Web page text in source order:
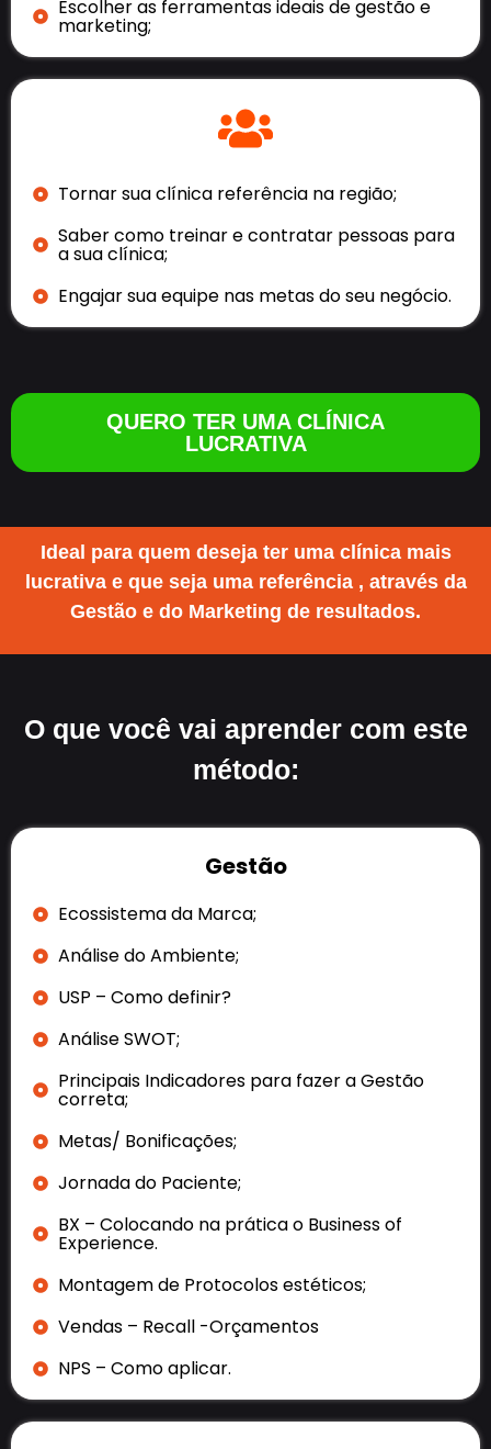
Escolher as ferramentas ideais de gestão e
marketing;
Tornar sua clínica referência na região;
Saber como treinar e contratar pessoas para
a sua clínica;
Engajar sua equipe nas metas do seu negócio.
QUERO TER UMA CLÍNICA
LUCRATIVA
Ideal para quem deseja ter uma clínica mais
lucrativa e que seja uma referência , através da
Gestão e do Marketing de resultados.
O que você vai aprender com este
método:
Gestão
Ecossistema da Marca;
Análise do Ambiente;
USP – Como definir?
Análise SWOT;
Principais Indicadores para fazer a Gestão
correta;
Metas/ Bonificações;
Jornada do Paciente;
BX – Colocando na prática o Business of
Experience.
Montagem de Protocolos estéticos;
Vendas – Recall -Orçamentos
NPS – Como aplicar.